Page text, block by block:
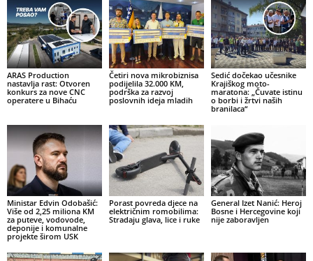
ARAS Production
nastavlja rast: Otvoren
konkurs za nove CNC
operatere u Bihaću
Četiri nova mikrobiznisa
podijelila 32.000 KM,
podrška za razvoj
poslovnih ideja mladih
Sedić dočekao učesnike
Krajiškog moto-
maratona: „Čuvate istinu
o borbi i žrtvi naših
branilaca“
Ministar Edvin Odobašić:
Više od 2,25 miliona KM
za puteve, vodovode,
deponije i komunalne
projekte širom USK
Porast povreda djece na
električnim romobilima:
Stradaju glava, lice i ruke
General Izet Nanić: Heroj
Bosne i Hercegovine koji
nije zaboravljen